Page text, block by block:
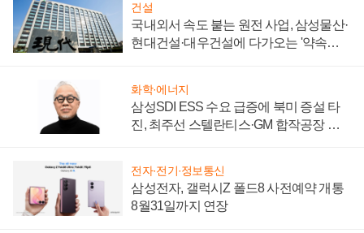
건설
국내외서 속도 붙는 원전 사업, 삼성물산·
현대건설·대우건설에 다가오는 '약속의
화학·에너지
삼성SDI ESS 수요 급증에 북미 증설 타
진, 최주선 스텔란티스·GM 합작공장 건
전자·전기·정보통신
삼성전자, 갤럭시Z 폴드8 사전예약 개통
8월31일까지 연장